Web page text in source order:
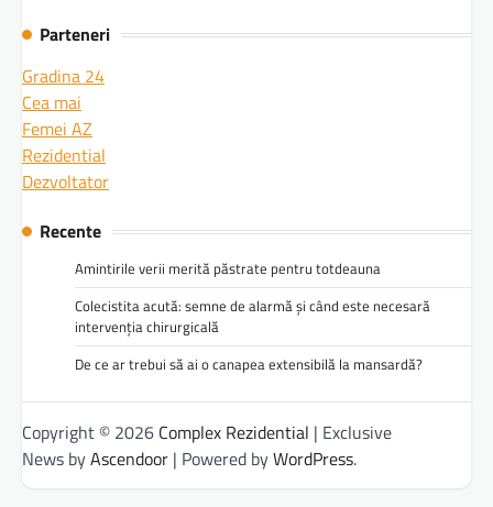
Parteneri
Gradina 24
Cea mai
Femei AZ
Rezidential
Dezvoltator
Recente
Amintirile verii merită păstrate pentru totdeauna
Colecistita acută: semne de alarmă și când este necesară
intervenția chirurgicală
De ce ar trebui să ai o canapea extensibilă la mansardă?
Copyright © 2026 Complex Rezidential | Exclusive
News byAscendoor | Powered byWordPress.